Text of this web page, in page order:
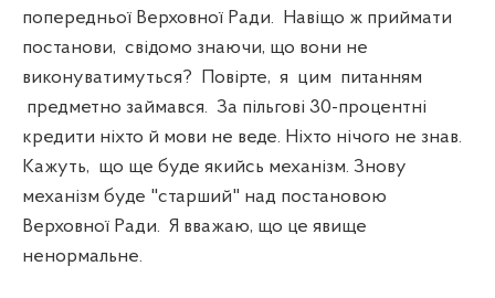
попередньої Верховної Ради. Навіщо ж приймати
постанови, свідомо знаючи, що вони не
виконуватимуться? Повірте, я цим питанням
предметно займався. За пільгові 30-процентні
кредити ніхто й мови не веде. Ніхто нічого не знав.
Кажуть, що ще буде якийсь механізм. Знову
механізм буде "старший" над постановою
Верховної Ради. Я вважаю, що це явище
ненормальне.